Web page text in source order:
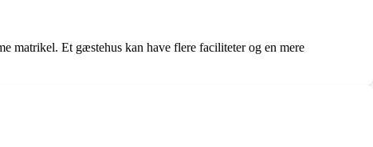
matrikel. Et gæstehus kan have flere faciliteter og en mere